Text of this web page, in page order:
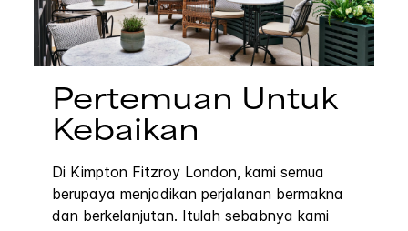
Pertemuan Untuk
Kebaikan
Di Kimpton Fitzroy London, kami semua
berupaya menjadikan perjalanan bermakna
dan berkelanjutan. Itulah sebabnya kami